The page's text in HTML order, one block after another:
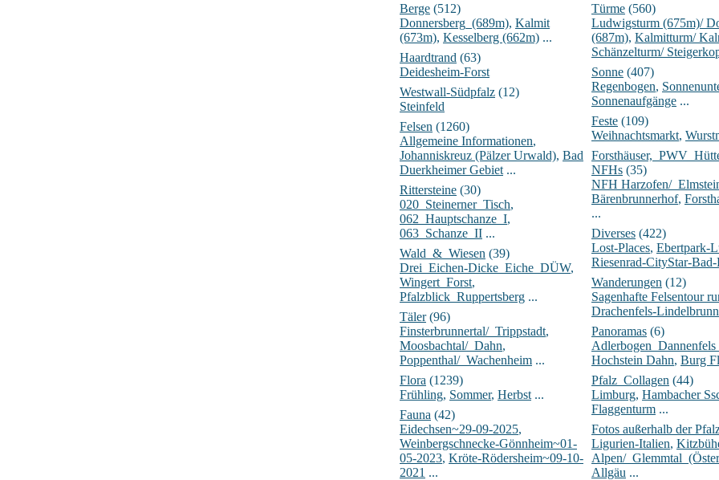
Berge (512)
Donnersberg_(689m), Kalmit
(673m), Kesselberg (662m) ...
Haardtrand (63)
Deidesheim-Forst
Westwall-Südpfalz (12)
Steinfeld
Felsen (1260)
Allgemeine Informationen,
Johanniskreuz (Pälzer Urwald), Bad
Duerkheimer Gebiet ...
Rittersteine (30)
020_Steinerner_Tisch,
062_Hauptschanze_I,
063_Schanze_II ...
Wald_&_Wiesen (39)
Drei_Eichen-Dicke_Eiche_DÜW,
Wingert_Forst,
Pfalzblick_Ruppertsberg ...
Täler(96)
Finsterbrunnertal/_Trippstadt,
Moosbachtal/_Dahn,
Poppenthal/_Wachenheim ...
Flora (1239)
Frühling, Sommer, Herbst ...
Fauna (42)
Eidechsen~29-09-2025,
Weinbergschnecke-Gönnheim~01-
05-2023, Kröte-Rödersheim~09-10-
2021 ...
Türme (560)
Ludwigsturm (675m)/
(687m), Kalmitturm/
Schänzelturm/
Sonne (407)
Regenbogen,
Sonnenaufgänge ...
Feste (109)
Weihnachtsmarkt,
NFHs (35)
NFH Harzofen/
Bärenbrunnerhof,
...
Diverses (422)
Lost-Places, Ebertpark-
Riesenrad-CityStar-
Wanderungen (12)
Sagenhafte Felsentour
Drachenfels-Lindelbrunn
Panoramas (6)
Hochstein Dahn, Burg
Pfalz_Collagen (44)
Limburg, Hambacher
Flaggenturm ...
Fotos außerhalb der
Ligurien-Italien,
Alpen/
Allgäu ...